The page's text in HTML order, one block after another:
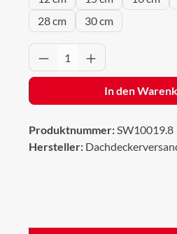
28 cm
30 cm
Produkt Anzahl: Gib
In den
Produktnummer:SW10019.8
Hersteller: